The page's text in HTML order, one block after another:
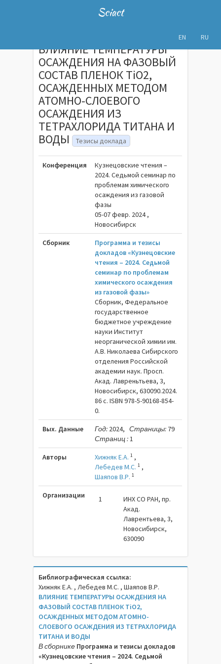
Sciact
EN RU
ВЛИЯНИЕ ТЕМПЕРАТУРЫ
ОСАЖДЕНИЯ НА ФАЗОВЫЙ
СОСТАВ ПЛЕНОК TiO2,
ОСАЖДЕННЫХ МЕТОДОМ
АТОМНО-СЛОЕВОГО
ОСАЖДЕНИЯ ИЗ
ТЕТРАХЛОРИДА ТИТАНА И
ВОДЫ Тезисы доклада
Конференция
Кузнецовские чтения –
2024. Седьмой семинар по
проблемам химического
осаждения из газовой
фазы
05-07 февр. 2024 ,
Новосибирск
Сборник
Программа и тезисы
докладов «Кузнецовские
чтения – 2024. Седьмой
семинар по проблемам
химического осаждения
из газовой фазы»
Сборник, Федеральное
государственное
бюджетное учреждение
науки Институт
неорганической химии им.
А.В. Николаева Сибирского
отделения Российской
академии наук. Просп.
Акад. Лавреньтьева, 3,
Новосибирск, 630090.2024.
86 c. ISBN 978-5-90168-854-
0.
Вых. Данные Год: 2024, Страницы: 79
Страниц :1
Авторы Хижняк Е.А. 1 ,
Лебедев М.С. 1 ,
Шаяпов В.Р. 1
Организации 1
ИНХ СО РАН, пр.
Акад.
Лаврентьева, 3,
Новосибирск,
630090
Библиографическая ссылка:
Хижняк Е.А. , Лебедев М.С. , Шаяпов В.Р.
ВЛИЯНИЕ ТЕМПЕРАТУРЫ ОСАЖДЕНИЯ НА
ФАЗОВЫЙ СОСТАВ ПЛЕНОК TiO2,
ОСАЖДЕННЫХ МЕТОДОМ АТОМНО-
СЛОЕВОГО ОСАЖДЕНИЯ ИЗ ТЕТРАХЛОРИДА
ТИТАНА И ВОДЫ
В сборнике Программа и тезисы докладов
«Кузнецовские чтения – 2024. Седьмой